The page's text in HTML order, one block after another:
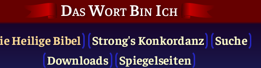
Das Wort Bin Ich
Heilige Bibel Strong's Konkordanz
Suche
Downloads
Spiegelseiten